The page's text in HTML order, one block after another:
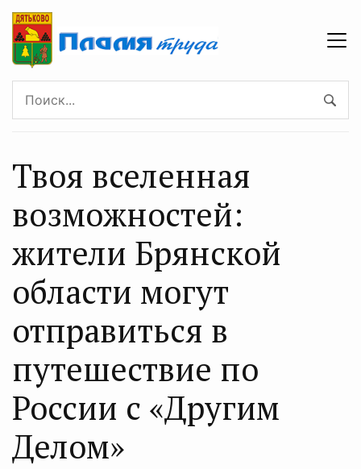
Твоя вселенная
возможностей:
жители Брянской
области могут
отправиться в
путешествие по
России с «Другим
Делом»